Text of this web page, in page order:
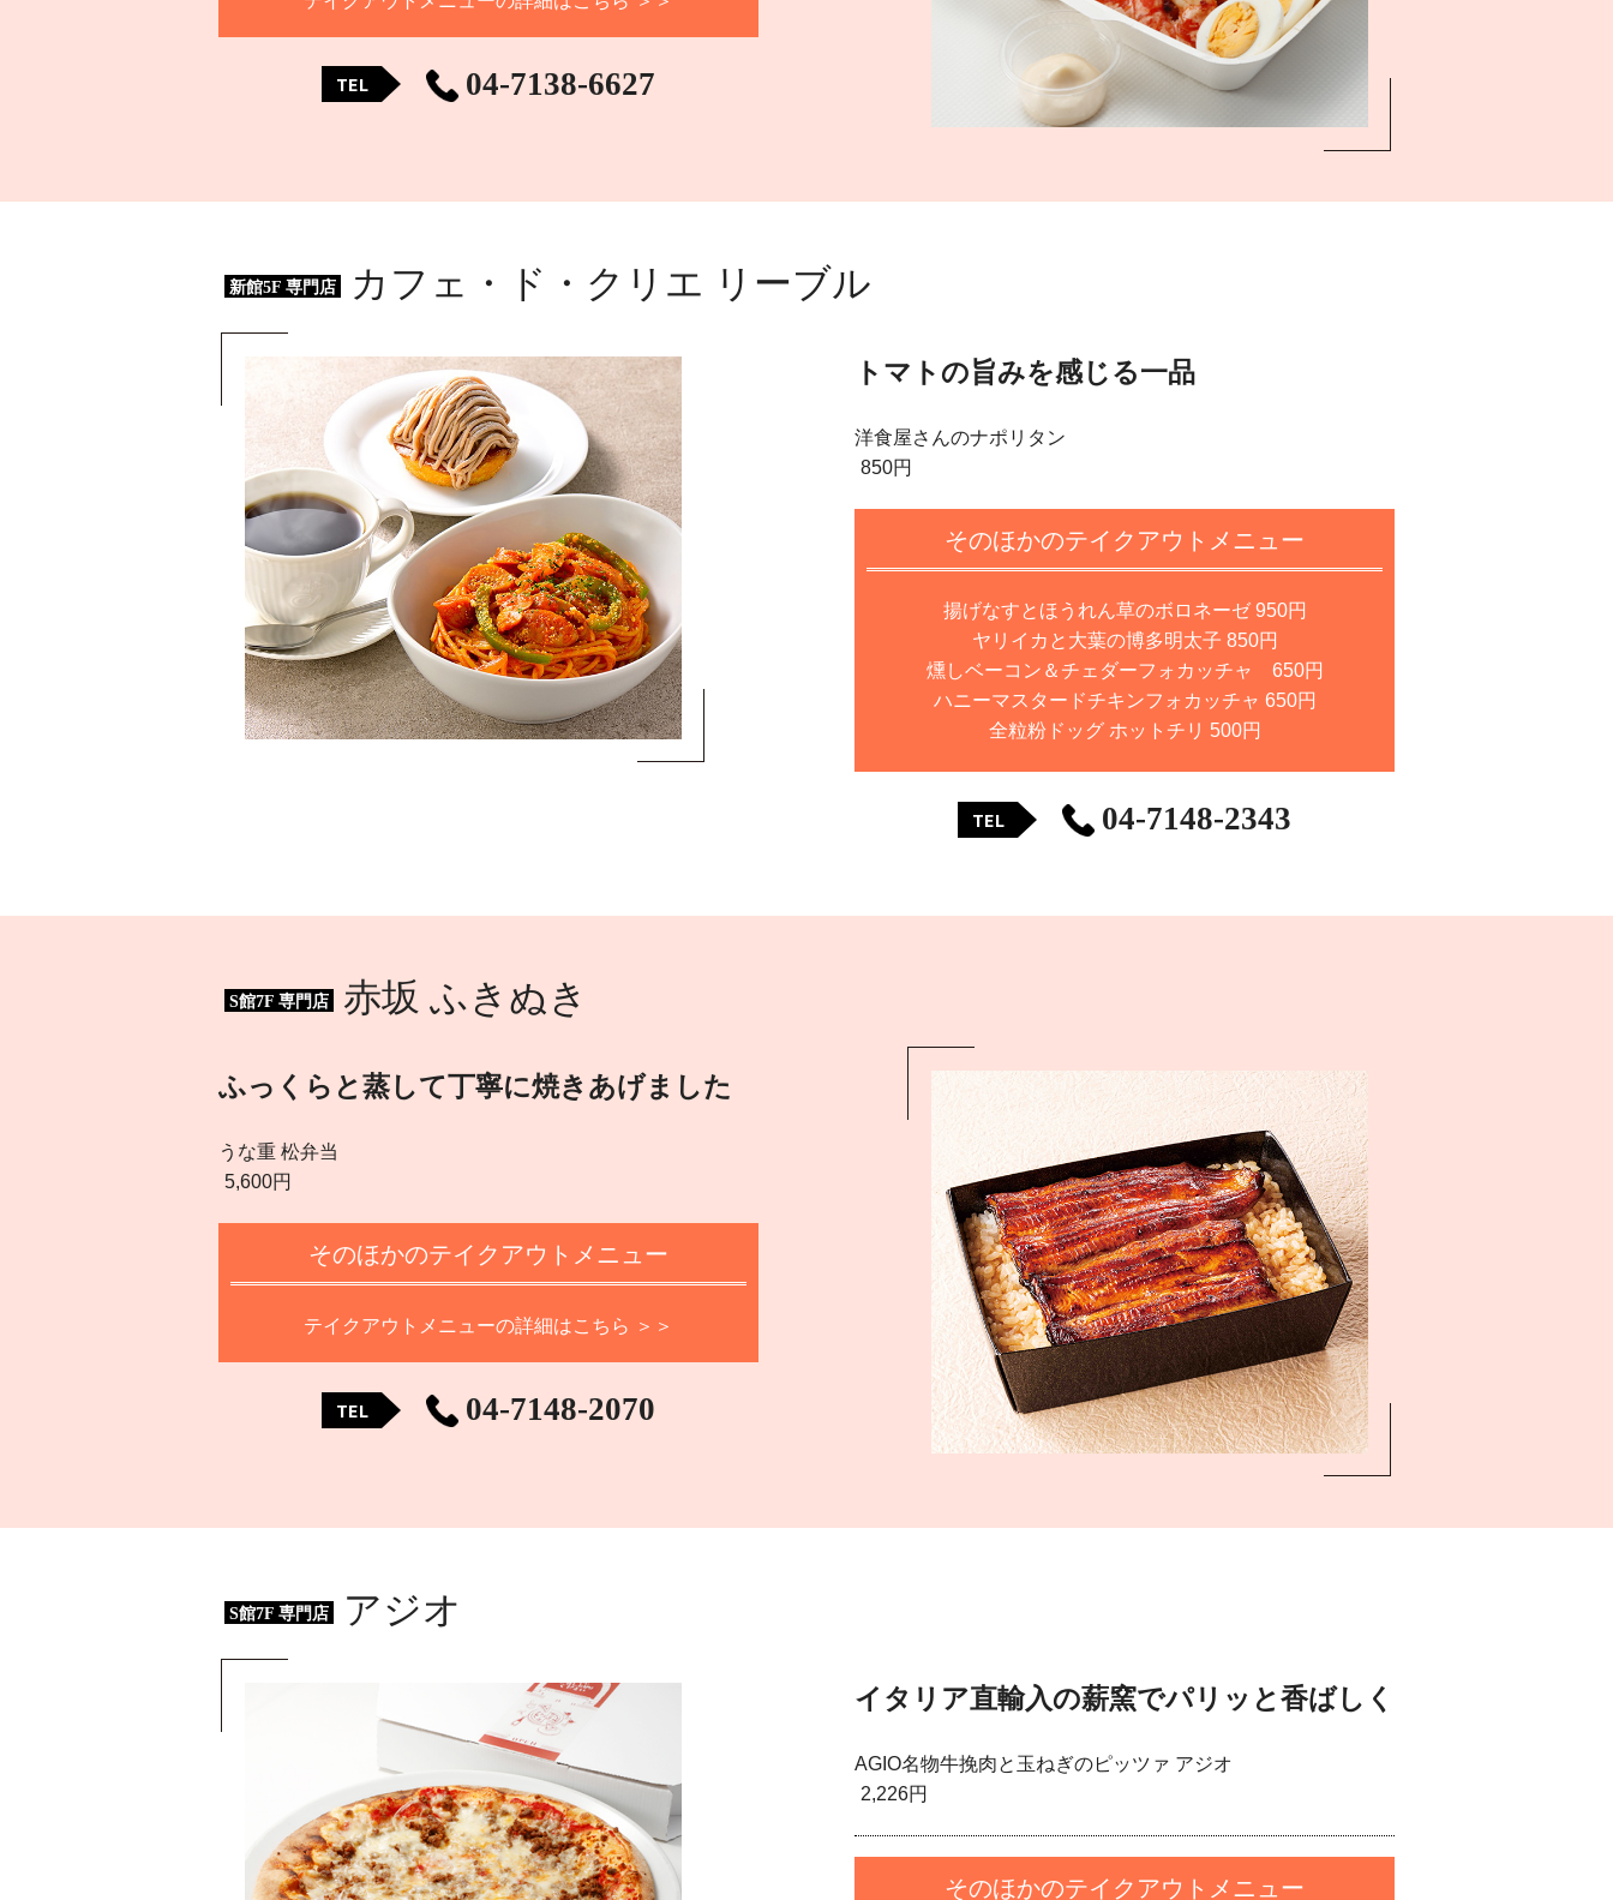
TEL 04-7138-6627
新館5F 専門店 カフェ・ド・クリエ リーブル
トマトの旨みを感じる一品
洋食屋さんのナポリタン
850円
そのほかのテイクアウトメニュー
揚げなすとほうれん草のボロネーゼ 950円
ヤリイカと大葉の博多明太子 850円
燻しベーコン＆チェダーフォカッチャ 650円
ハニーマスタードチキンフォカッチャ 650円
全粒粉ドッグ ホットチリ 500円
TEL 04-7148-2343
S館7F 専門店 赤坂 ふきぬき
ふっくらと蒸して丁寧に焼きあげました
うな重 松弁当
5,600円
そのほかのテイクアウトメニュー
テイクアウトメニューの詳細はこちら ＞＞
TEL 04-7148-2070
S館7F 専門店 アジオ
イタリア直輸入の薪窯でパリッと香ばしく
AGIO名物牛挽肉と玉ねぎのピッツァ アジオ
2,226円
そのほかのテイクアウトメニュー